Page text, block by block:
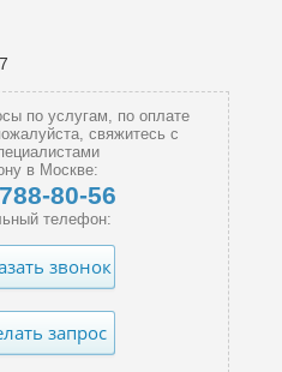
по услугам, по оплате
свяжитесь с
в Москве:
80-56
телефон:
звонок
запрос